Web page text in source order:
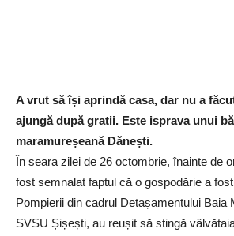
A vrut să își aprindă casa, dar nu a
ajungă după gratii. Este isprava unui
maramureșeană Dănești.
În seara zilei de 26 octombrie, înainte de
fost semnalat faptul că o gospodărie a
Pompierii din cadrul Detașamentului Baia
SVSU Șișești, au reușit să stingă